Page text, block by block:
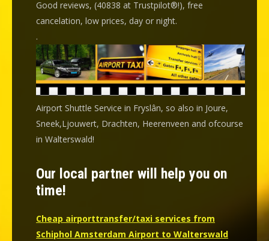
Good reviews, (40838 at Trustpilot®!), free
cancelation, low prices, day or night.
.
Airport Shuttle Service in Fryslân, so also in Joure,
Sneek,Ljouwert, Drachten, Heerenveen and ofcourse
in Walterswald!
Our local partner will help you on
time!
Cheap airporttransfer/taxi services from
Schiphol Amsterdam Airport to Walterswald